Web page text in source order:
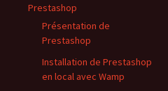
Prestashop
Présentation de
Prestashop
Installation de Prestashop
en local avec Wamp